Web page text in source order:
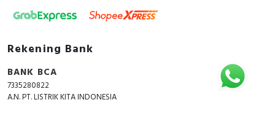
Rekening Bank
BANK BCA
7335280822
A.N. PT. LISTRIK KITA INDONESIA